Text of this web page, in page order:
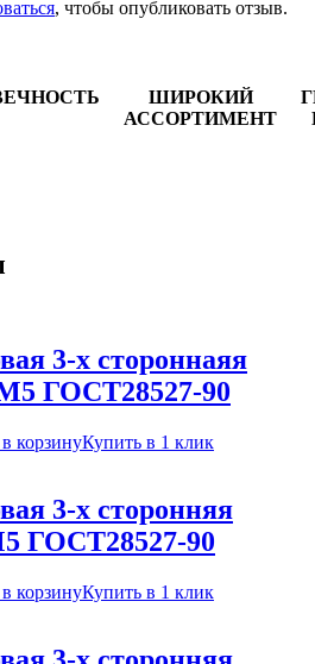
, чтобы опубликовать отзыв.
ШИРОКИЙ
АССОРТИМЕНТ
3-х стороннаяя
ГОСТ28527-90
корзинуКупить в 1 клик
3-х сторонняя
ГОСТ28527-90
корзинуКупить в 1 клик